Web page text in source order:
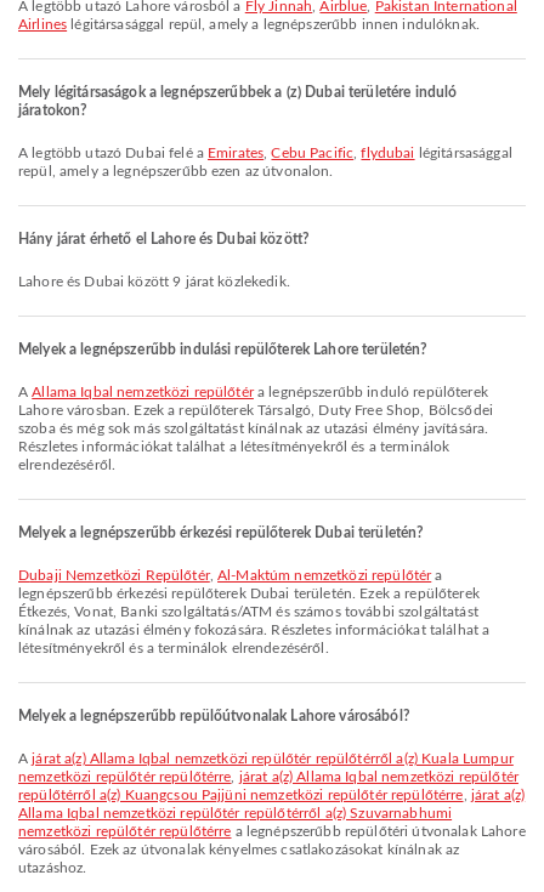
A legtöbb utazó Lahore városból a Fly Jinnah ,Airblue
Pakistan International
Airlines légitársasággal repül, amely a legnépszerűbb innen indulóknak.
Mely légitársaságok a legnépszerűbbek a (z) Dubai területére induló
járatokon?
A legtöbb utazó Dubai felé a Emirates ,Cebu Pacific ,flydubai
légitársasággal
repül, amely a legnépszerűbb ezen az útvonalon.
Hány járat érhető el Lahore és Dubai között?
Lahore és Dubai között 9 járat közlekedik.
Melyek a legnépszerűbb indulási repülőterek Lahore területén?
AAllama Iqbal nemzetközi repülőtéra legnépszerűbb induló repülőterek
Lahore városban. Ezek a repülőterek Társalgó, Duty Free Shop, Bölcsődei
szoba és még sok más szolgáltatást kínálnak az utazási élmény javítására.
Részletes információkat találhat a létesítményekről és a terminálok
elrendezéséről.
Melyek a legnépszerűbb érkezési repülőterek Dubai területén?
Dubaji Nemzetközi Repülőtér,Al-Maktúm nemzetközi repülőtéra
legnépszerűbb érkezési repülőterek Dubai területén. Ezek a repülőterek
Étkezés, Vonat, Banki szolgáltatás/ATM és számos további szolgáltatást
kínálnak az utazási élmény fokozására. Részletes információkat találhat a
létesítményekről és a terminálok elrendezéséről.
Melyek a legnépszerűbb repülőútvonalak Lahore városából?
Ajárat a(z) Allama Iqbal nemzetközi repülőtér repülőtérről a(z) Kuala Lumpur
nemzetközi repülőtér repülőtérre járat a(z) Allama Iqbal nemzetközi repülőtér
repülőtérről a(z) Kuangcsou Pajjüni nemzetközi repülőtér repülőtérre járat a(z)
Allama Iqbal nemzetközi repülőtér repülőtérről a(z) Szuvarnabhumi
nemzetközi repülőtér repülőtérre a legnépszerűbb repülőtéri útvonalak Lahore
városából. Ezek az útvonalak kényelmes csatlakozásokat kínálnak az
utazáshoz.